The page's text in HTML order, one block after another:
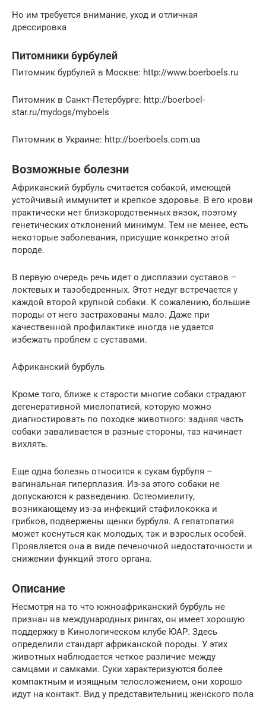
Но им требуется внимание, уход и отличная
дрессировка
Питомники бурбулей
Питомник бурбулей в Москве: http://www.boerboels.ru
Питомник в Санкт-Петербурге: http://boerboel-
star.ru/mydogs/myboels
Питомник в Украине: http://boerboels.com.ua
Возможные болезни
Африканский бурбуль считается собакой, имеющей
устойчивый иммунитет и крепкое здоровье. В его крови
практически нет близкородственных вязок, поэтому
генетических отклонений минимум. Тем не менее, есть
некоторые заболевания, присущие конкретно этой
породе.
В первую очередь речь идет о дисплазии суставов –
локтевых и тазобедренных. Этот недуг встречается у
каждой второй крупной собаки. К сожалению, большие
породы от него застрахованы мало. Даже при
качественной профилактике иногда не удается
избежать проблем с суставами.
Африканский бурбуль
Кроме того, ближе к старости многие собаки страдают
дегенеративной миелопатией, которую можно
диагностировать по походке животного: задняя часть
собаки заваливается в разные стороны, таз начинает
вихлять.
Еще одна болезнь относится к сукам бурбуля –
вагинальная гиперплазия. Из-за этого собаки не
допускаются к разведению. Остеомиелиту,
возникающему из-за инфекций стафилококка и
грибков, подвержены щенки бурбуля. А гепатопатия
может коснуться как молодых, так и взрослых особей.
Проявляется она в виде печеночной недостаточности и
снижении функций этого органа.
Описание
Несмотря на то что южноафриканский бурбуль не
признан на международных рингах, он имеет хорошую
поддержку в Кинологическом клубе ЮАР. Здесь
определили стандарт африканской породы. У этих
животных наблюдается четкое различие между
самцами и самками. Суки характеризуются более
компактным и изящным телосложением, они хорошо
идут на контакт. Вид у представительниц женского пола